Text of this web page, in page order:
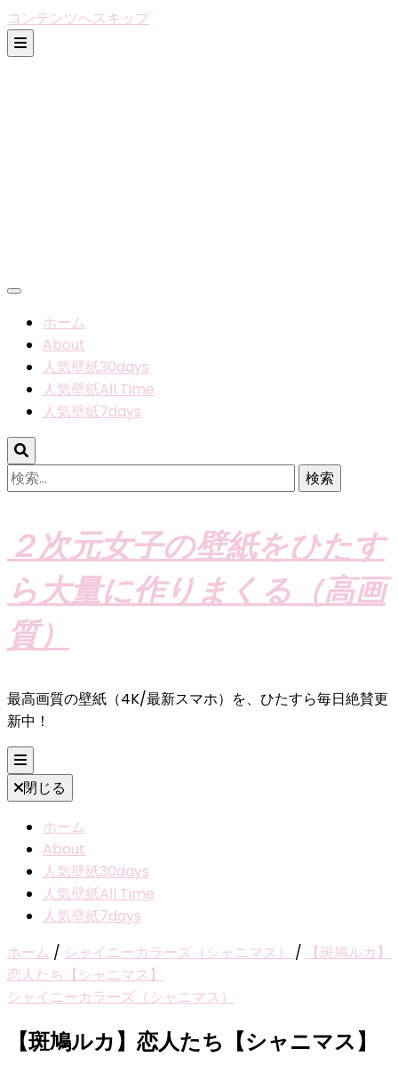
コンテンツへスキップ
ホーム
About
人気壁紙30days
人気壁紙All Time
人気壁紙7days
検
索:
２次元女子の壁紙をひたす
ら大量に作りまくる（高画
質）
最高画質の壁紙（4K/最新スマホ）を、ひたすら毎日絶賛更
新中！
閉じる
ホーム
About
人気壁紙30days
人気壁紙All Time
人気壁紙7days
ホーム / シャイニーカラーズ（シャニマス） /
【斑鳩ルカ】
恋人たち【シャニマス】
シャイニーカラーズ（シャニマス）
【斑鳩ルカ】恋人たち【シャニマス】